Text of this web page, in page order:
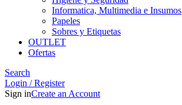
Informatica, Multimedia e Insumos
Papeles
Sobres y Etiquetas
OUTLET
Ofertas
Search
Login / Register
Sign inCreate an Account